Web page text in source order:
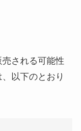
される可能性
以下のとおり